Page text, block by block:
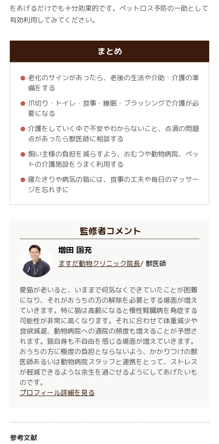
をあげるだけでも十分効果的です。ペットロス予防の一助として
有効利用してみてください。
まとめ
老化のサインがあったら、老後の生活や介助・介護の準
備をする
爪切り・トイレ・食事・睡眠・ブラッシングで介護が必
要になる
介護をしていく中で不安やわからないこと、点滴の問題
点があったら獣医師に相談する
飼い主様の負担を減らすよう、おむつや動物病院、ペッ
トの介護施設をうまく利用する
寝たきりや病気の猫には、食事の工夫や毎日のマッサー
ジを忘れずに
監修者コメント
増田 国充
ますだ動物クリニック院長/ 獣医師
愛猫が老いると、いままで何気なくできていたことが困難
になり、それがおうちの方の解除を必要とする場面が増え
ていきます。特に猫は高齢になると慢性腎臓病を発症する
可能性が非常に高くなります。それに合わせて体重減少や
食欲減退、動物病院への通院の頻度も増えることが予想さ
れます。猫自身も不自由を感じる場面が増えていきます。
おうちの方に極度の負担とならないよう、かかりつけの獣
医師あるいは動物病院スタッフと連携をとって、ストレス
が軽減できるような余生を過ごせるようにしてあげたいも
のです。
プロフィール詳細を見る
参考文献